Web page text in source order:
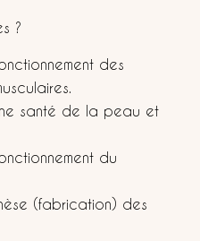
?
des
santé de la peau et
du
(fabrication) des